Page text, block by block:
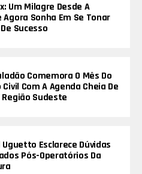
Um Milagre Desde A
Agora Sonha Em Se Tonar
Sucesso
Comemora O Mês Do
Com A Agenda Cheia De
Região Sudeste
Uguetto Esclarece Dúvidas
Pós-Operatórios Da